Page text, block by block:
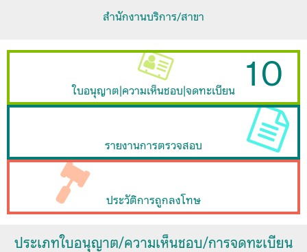
สำนักงานบริการ/สาขา
ใบอนุญาต|ความเห็นชอบ|จดทะเบียน 10
รายงานการตรวจสอบ
ประวัติการถูกลงโทษ
ประเภทใบอนุญาต/ความเห็นชอบ/การจดทะเบียน